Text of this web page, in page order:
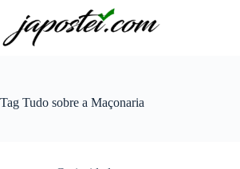
conteúdo
Tag Tudo sobre a Maçonaria